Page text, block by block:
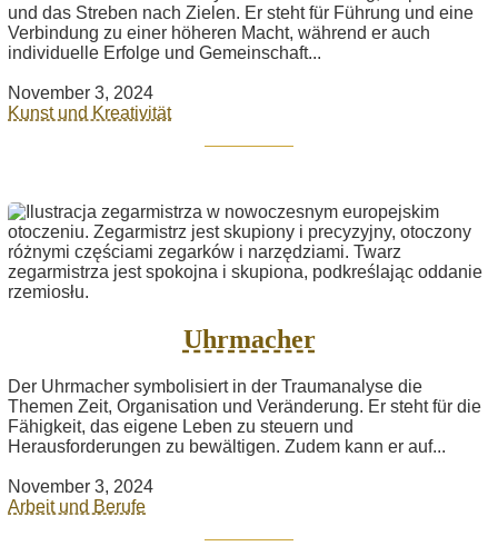
und das Streben nach Zielen. Er steht für Führung und eine
Verbindung zu einer höheren Macht, während er auch
individuelle Erfolge und Gemeinschaft...
November 3, 2024
Kunst und Kreativität
Uhrmacher
Der Uhrmacher symbolisiert in der Traumanalyse die
Themen Zeit, Organisation und Veränderung. Er steht für die
Fähigkeit, das eigene Leben zu steuern und
Herausforderungen zu bewältigen. Zudem kann er auf...
November 3, 2024
Arbeit und Berufe